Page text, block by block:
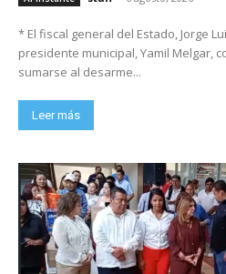
* El fiscal general del Estado, Jorge
presidente municipal, Yamil Melgar,
sumarse al desarme...
Leer más